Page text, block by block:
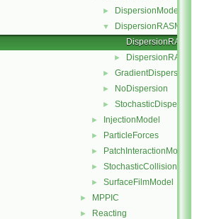
► DispersionModel
▼
DispersionRASModel
DispersionRASModel.C
► DispersionRASModel.H
► GradientDispersionRAS
► NoDispersion
► StochasticDispersionRAS
► InjectionModel
► ParticleForces
► PatchInteractionModel
► StochasticCollision
► SurfaceFilmModel
► MPPIC
► Reacting